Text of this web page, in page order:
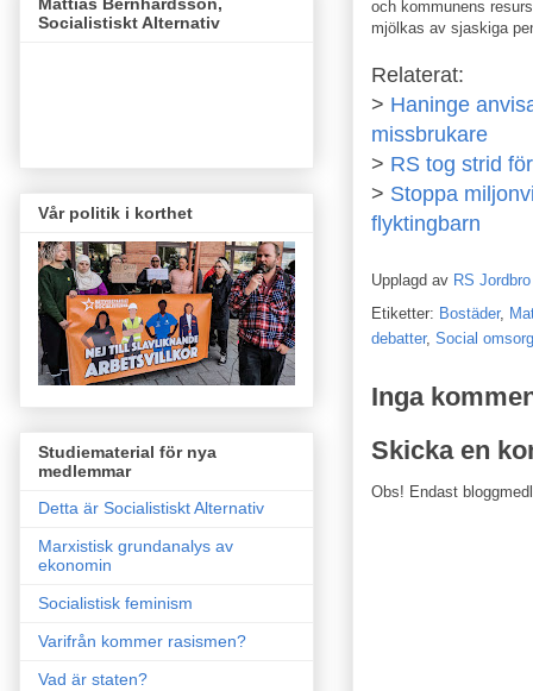
och kommunens
mjölkas av sjaskiga
Relaterat:
> Haninge
missbrukare
> RS tog strid
> Stoppa
flyktingbarn
Upplagd av RS Jordbro
Etiketter: Bostäder,
debatter, Social omsorg
Inga
Skicka en
Obs! Endast
Socialistiskt Alternativ
Vår politik i korthet
Studiematerial för nya
medlemmar
Detta är Socialistiskt Alternativ
Marxistisk grundanalys av
ekonomin
Socialistisk feminism
Varifrån kommer rasismen?
Vad är staten?